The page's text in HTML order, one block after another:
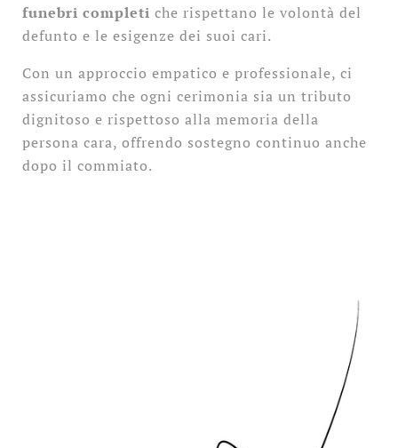
funebri completi che rispettano le volontà del
defunto e le esigenze dei suoi cari.
Con un approccio empatico e professionale, ci
assicuriamo che ogni cerimonia sia un tributo
dignitoso e rispettoso alla memoria della
persona cara, offrendo sostegno continuo anche
dopo il commiato.